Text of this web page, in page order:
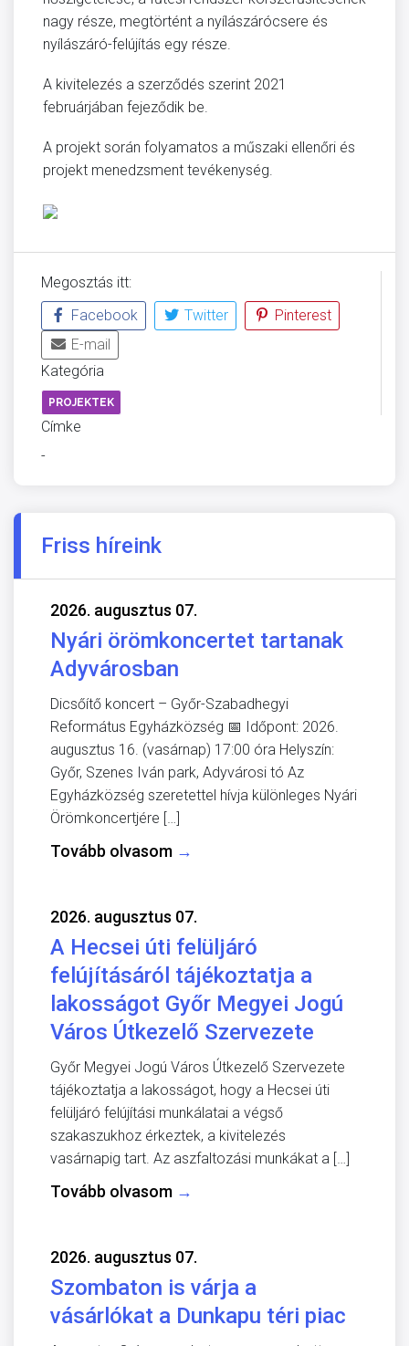
nagy része, megtörtént a nyílászárócsere és
nyílászáró-felújítás egy része.
A kivitelezés a szerződés szerint 2021
februárjában fejeződik be.
A projekt során folyamatos a műszaki ellenőri és
projekt menedzsment tevékenység.
Megosztás itt:
Facebook
Twitter
Pinterest
E-mail
Kategória
PROJEKTEK
Címke
-
Friss híreink
2026. augusztus 07.
Nyári örömkoncertet tartanak
Adyvárosban
Dicsőítő koncert – Győr-Szabadhegyi
Református Egyházközség 📅 Időpont: 2026.
augusztus 16. (vasárnap) 17:00 óra Helyszín:
Győr, Szenes Iván park, Adyvárosi tó Az
Egyházközség szeretettel hívja különleges Nyári
Örömkoncertjére […]
Tovább olvasom →
2026. augusztus 07.
A Hecsei úti felüljáró
felújításáról tájékoztatja a
lakosságot Győr Megyei Jogú
Város Útkezelő Szervezete
Győr Megyei Jogú Város Útkezelő Szervezete
tájékoztatja a lakosságot, hogy a Hecsei úti
felüljáró felújítási munkálatai a végső
szakaszukhoz érkeztek, a kivitelezés
vasárnapig tart. Az aszfaltozási munkákat a […]
Tovább olvasom →
2026. augusztus 07.
Szombaton is várja a
vásárlókat a Dunkapu téri piac